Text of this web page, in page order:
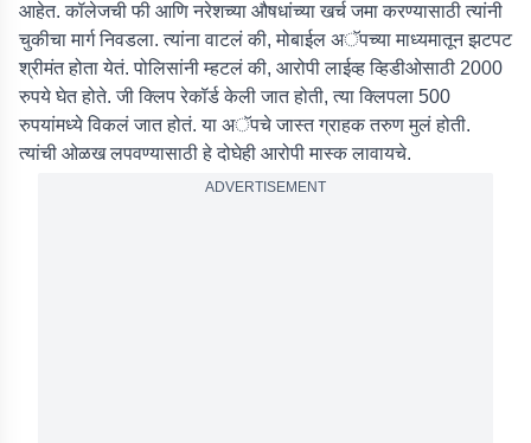
आहेत. कॉलेजची फी आणि नरेशच्या औषधांच्या खर्च जमा करण्यासाठी त्यांनी
चुकीचा मार्ग निवडला. त्यांना वाटलं की, मोबाईल अॅपच्या माध्यमातून झटपट
श्रीमंत होता येतं. पोलिसांनी म्हटलं की, आरोपी लाईव्ह व्हिडीओसाठी 2000
रुपये घेत होते. जी क्लिप रेकॉर्ड केली जात होती, त्या क्लिपला 500
रुपयांमध्ये विकलं जात होतं. या अॅपचे जास्त ग्राहक तरुण मुलं होती.
त्यांची ओळख लपवण्यासाठी हे दोघेही आरोपी मास्क लावायचे.
ADVERTISEMENT